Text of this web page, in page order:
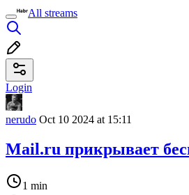
All streams
Login
nerudo Oct 10 2024 at 15:11
Mail.ru прикрывает
1 min